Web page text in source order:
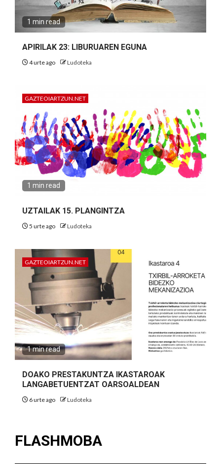
1 min read
APIRILAK 23: LIBURUAREN EGUNA
4 urte ago Ludoteka
GAZTEOIARTZUN.NET
1 min read
UZTAILAK 15. PLANGINTZA
5 urte ago Ludoteka
GAZTEOIARTZUN.NET
1 min read
DOAKO PRESTAKUNTZA IKASTAROAK
LANGABETUENTZAT OARSOALDEAN
6 urte ago Ludoteka
FLASHMOBA